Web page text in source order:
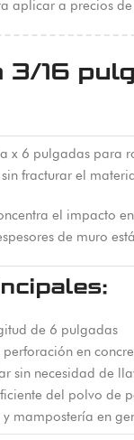
aplicar a precios
3/16
x 6 pulgadas para
fracturar el
el impacto
de muro
de 6 pulgadas
en
sin necesidad de
del polvo de
mampostería en